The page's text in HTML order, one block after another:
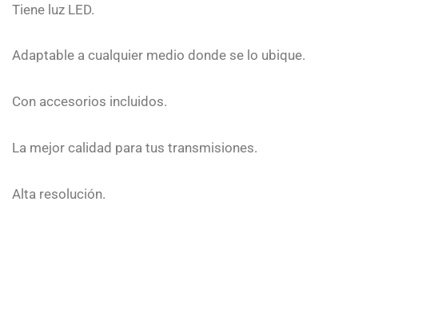
Tiene luz LED.
Adaptable a cualquier medio donde se lo ubique.
Con accesorios incluidos.
La mejor calidad para tus transmisiones.
Alta resolución.